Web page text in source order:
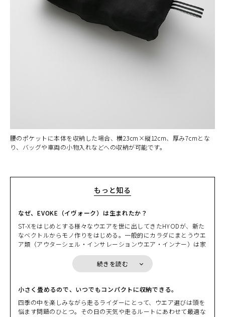
腰のポケットに本体を収納した場合、横23cm×縦12cm、厚み7cmとな
り、バッグや車両の小物入れなどへの収納が可能です。
もっと知る
なぜ、EVOKE（イヴォーク）は生まれたか？
ST-Xをはじめとする様々なウエアを世に出してきたHYODが、新た
なベクトルからモノ作りをはじめる。一般的にカラダにまとうウエ
ア類（アウターシェル・インサレーションウエア・インナー）は家
の日の天気や気温、どんなルートを走るかでライダーは一日のウエ
アリングを決める。しかしながら、その決定には少しばかりの“我
ながら。HYODはそこに目をつけた。
先週末に走ったツーリングシーンを思い浮かべる。出掛ける時には
少し肌寒さを感じたものの、日中は汗ばむぐらいの陽気となり急激
続きを読む
小さく畳めるので、いつでもコンパクトに収納できる。
四季の中を楽しみながら走るライダーにとって、ウエア選びは頭を
悩ます問題のひとつ。その日の天気や走るルートにあわせて最適な
カラー・サイズ選択
¥20,900(税込)
カートに入れる
M
¥20,900(税込)
カートに入れる